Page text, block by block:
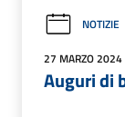
NOTIZIE
27 MARZO 2024
Auguri di